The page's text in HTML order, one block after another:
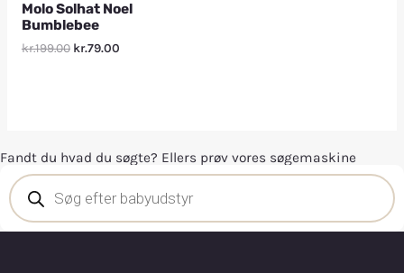
Molo Solhat Noel
Bumblebee
kr.199.00 kr.79.00
Fandt du hvad du søgte? Ellers prøv vores søgemaskine